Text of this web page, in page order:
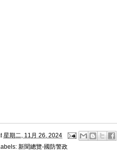
星期二, 11月 26, 2024
Labels: 新聞總覽-國防警政